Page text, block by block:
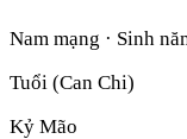
Nam mạng · Sinh
Tuổi (Can Chi)
Kỷ Mão